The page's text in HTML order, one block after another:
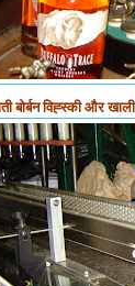
बोर्बन विह्स्की और